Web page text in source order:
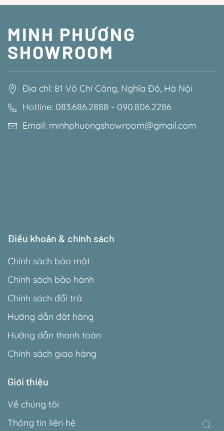
MINH PHƯƠNG
SHOWROOM
Địa chỉ: 81 Võ Chí Công, Nghĩa Đô, Hà Nội
Hotline: 083.686.2888 - 090.806.2286
Email: minhphuongshowroom@gmail.com
Điều khoản & chính sách
Chính sách bảo mật
Chính sách bảo hành
Chính sách đổi trả
Hướng dẫn đặt hàng
Hướng dẫn thanh toán
Chính sách giao hàng
Giới thiệu
Về chúng tôi
Thông tin liên hệ